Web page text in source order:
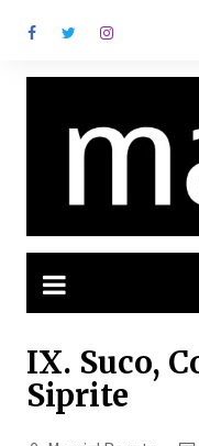
para
IX. Suco,
Siprite